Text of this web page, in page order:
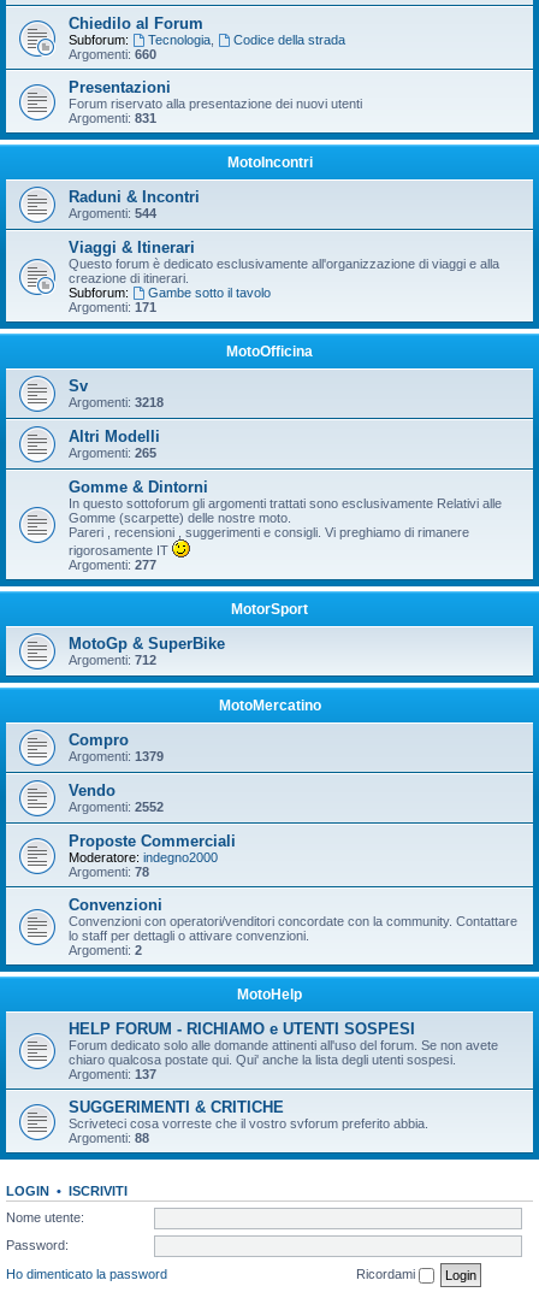
Chiedilo al Forum
Subforum: Tecnologia,
Codice della strada
Argomenti: 660
Presentazioni
Forum riservato alla presentazione dei nuovi utenti
Argomenti: 831
MotoIncontri
Raduni & Incontri
Argomenti: 544
Viaggi & Itinerari
Questo forum è dedicato esclusivamente all'organizzazione di viaggi e alla
creazione di itinerari.
Subforum:
Gambe sotto il tavolo
Argomenti: 171
MotoOfficina
Sv
Argomenti: 3218
Altri Modelli
Argomenti: 265
Gomme & Dintorni
In questo sottoforum gli argomenti trattati sono esclusivamente Relativi alle
Gomme (scarpette) delle nostre moto.
Pareri , recensioni , suggerimenti e consigli. Vi preghiamo di rimanere
rigorosamente IT
Argomenti: 277
MotorSport
MotoGp & SuperBike
Argomenti: 712
MotoMercatino
Compro
Argomenti: 1379
Vendo
Argomenti: 2552
Proposte Commerciali
Moderatore: indegno2000
Argomenti: 78
Convenzioni
Convenzioni con operatori/venditori concordate con la community. Contattare
lo staff per dettagli o attivare convenzioni.
Argomenti: 2
MotoHelp
HELP FORUM - RICHIAMO e UTENTI SOSPESI
Forum dedicato solo alle domande attinenti all'uso del forum. Se non avete
chiaro qualcosa postate qui. Qui' anche la lista degli utenti sospesi.
Argomenti: 137
SUGGERIMENTI & CRITICHE
Scriveteci cosa vorreste che il vostro svforum preferito abbia.
Argomenti: 88
LOGIN • ISCRIVITI
Nome utente:
Password:
Ho dimenticato la password
Ricordami